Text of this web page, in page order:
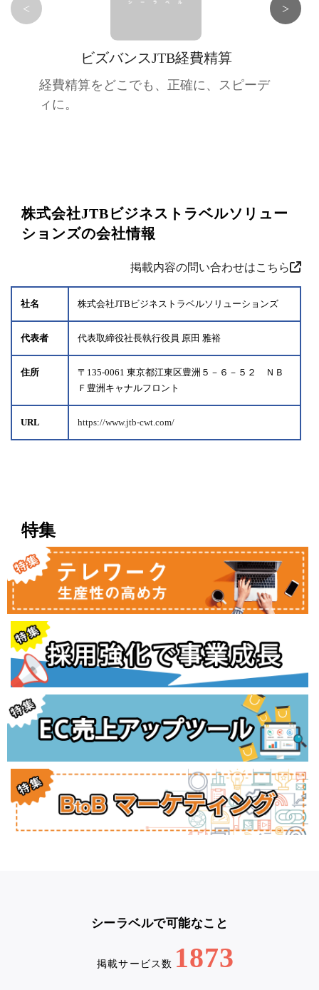
ビズバンスJTB経費精算
経費精算をどこでも、正確に、スピーデ
ィに。
< >
株式会社JTBビジネストラベルソリュー
ションズの会社情報
掲載内容の問い合わせはこちら
社名 株式会社JTBビジネストラベルソリューションズ
代表者 代表取締役社長執行役員 原田 雅裕
住所
〒135-0061 東京都江東区豊洲５－６－５２ ＮＢ
Ｆ豊洲キャナルフロント
URL https://www.jtb-cwt.com/
特集
シーラベルで可能なこと
掲載サービス数 1873